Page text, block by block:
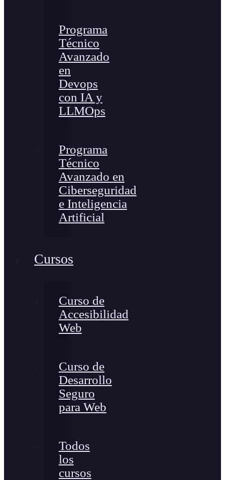
Programa
Técnico
Avanzado
en
Devops
con IA y
LLMOps
Programa
Técnico
Avanzado en
Ciberseguridad
e Inteligencia
Artificial
Cursos
Curso de
Accesibilidad
Web
Curso de
Desarrollo
Seguro
para Web
Todos
los
cursos